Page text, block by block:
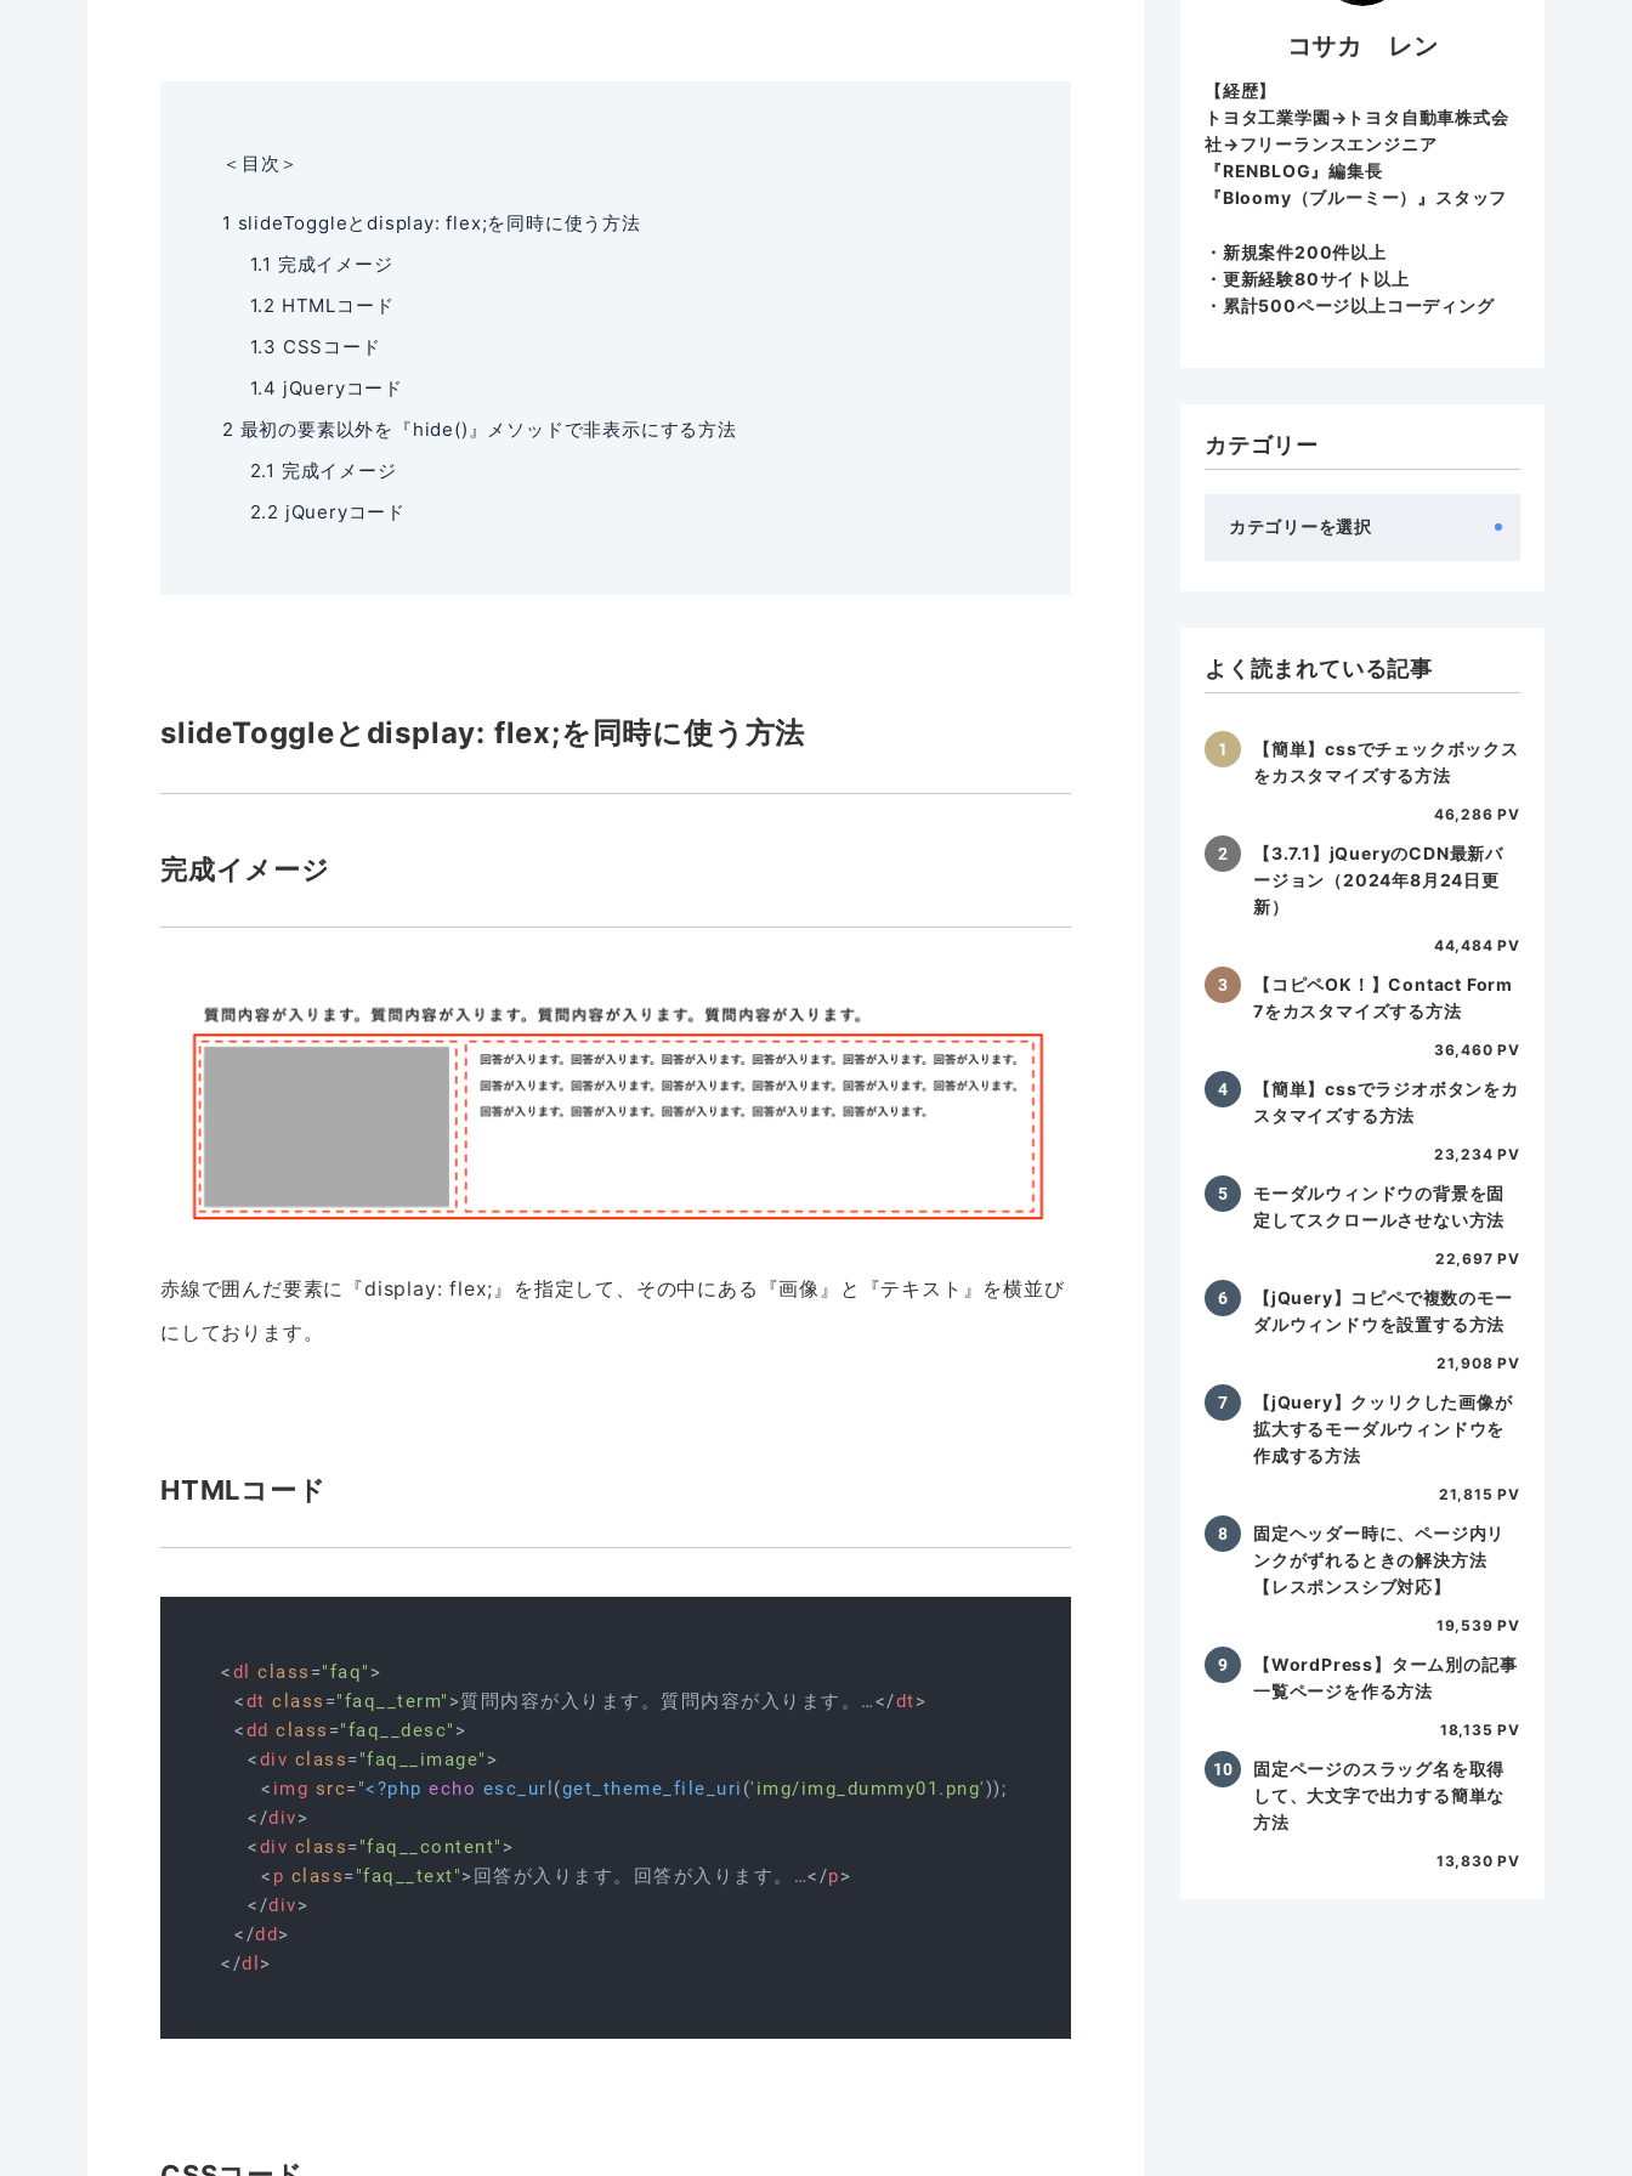
＜目次＞
1 slideToggleとdisplay: flex;を同時に使う方法
1.1 完成イメージ
1.2 HTMLコード
1.3 CSSコード
1.4 jQueryコード
2 最初の要素以外を『hide()』メソッドで非表示にする方法
2.1 完成イメージ
2.2 jQueryコード
slideToggleとdisplay: flex;を同時に使う方法
完成イメージ
赤線で囲んだ要素に『display: flex;』を指定して、その中にある『画像』と『テキスト』を横並び
にしております。
HTMLコード
<dl class ="faq" >
<dt class ="faq__term" >質問内容が入ります。質問内容が入ります。…</dt>
<dd class ="faq__desc" >
<div class="faq__image" >
< img src="<?php echo esc_url (get_theme_file_uri ('img/img_dummy01.png'));
</div>
<div class="faq__content" >
< p class="faq__text">回答が入ります。回答が入ります。…</p>
</div>
</dd>
</dl >
コサカ レン
【経歴】
トヨタ工業学園→トヨタ自動車株式会
社→フリーランスエンジニア
『RENBLOG』編集長
『Bloomy（ブルーミー） 』スタッフ
・新規案件200件以上
・更新経験80サイト以上
・累計500ページ以上コーディング
カテゴリー
よく読まれている記事
【簡単】cssでチェックボックス
をカスタマイズする方法
46,286 PV
【3.7.1】jQueryのCDN最新バ
ージョン（2024年8月24日更
新）
44,484 PV
【コピペOK！】Contact Form
7をカスタマイズする方法
36,460 PV
【簡単】cssでラジオボタンをカ
スタマイズする方法
23,234 PV
モーダルウィンドウの背景を固
定してスクロールさせない方法
22,697 PV
【jQuery】コピペで複数のモー
ダルウィンドウを設置する方法
21,908 PV
【jQuery】クッリクした画像が
拡大するモーダルウィンドウを
作成する方法
21,815 PV
固定ヘッダー時に、ページ内リ
ンクがずれるときの解決方法
【レスポンスシブ対応】
19,539 PV
【WordPress】ターム別の記事
一覧ページを作る方法
18,135 PV
固定ページのスラッグ名を取得
して、大文字で出力する簡単な
方法
13,830 PV